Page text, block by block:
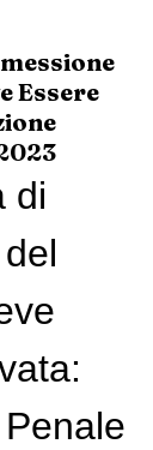
Essere
di